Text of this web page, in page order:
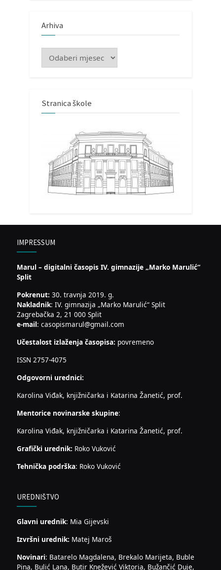
Arhiva
Arhiva
Stranica škole
IMPRESSUM
Marul – digitalni časopis IV. gimnazije „Marko Marulić“
Split
Pokrenut: 30. travnja 2019. g.
Nakladnik: IV. gimnazija „Marko Marulić“ Split
Zagrebačka 2, 21 000 Split
e-mail: casopismarul@gmail.com
Učestalost izlaženja časopisa: povremeno
ISSN 2757-4075
Odgovorni urednici:
Karolina Viđak, knjižničarka i Katarina Žanetić, prof.
Mentorice novinarske skupine:
Karolina Viđak, knjižničarka i Katarina Žanetić, prof.
Grafički urednik: Roko Vuković
Tehnička podrška: Roko Vuković
UREDNIŠTVO
Glavni urednik: Mia Gijevski
Izvršni urednik: Matej Maroš
Novinari: Batarelo Magdalena, Brekalo Marijeta, Buble
Pina, Bulić Lana, Butir Knežević Viktoria, Bužančić Duje,